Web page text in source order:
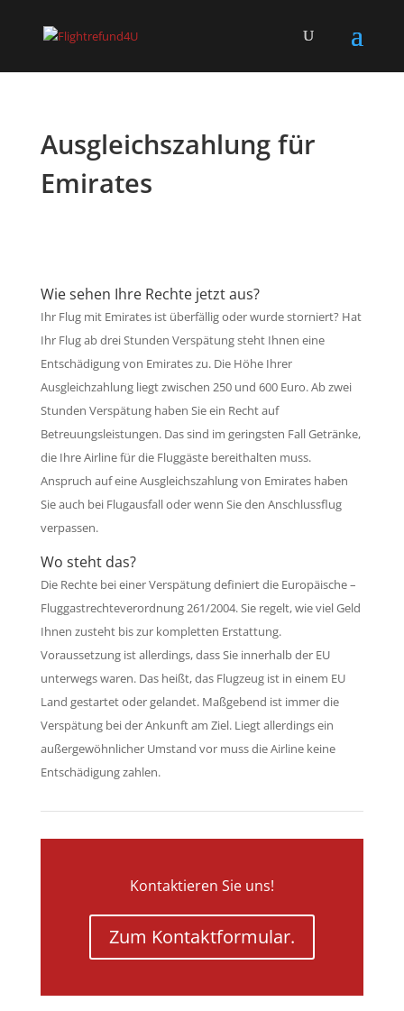
Ausgleichszahlung für
Emirates
Wie sehen Ihre Rechte jetzt aus?
Ihr Flug mit Emirates ist überfällig oder wurde storniert? Hat
Ihr Flug ab drei Stunden Verspätung steht Ihnen eine
Entschädigung von Emirates zu. Die Höhe Ihrer
Ausgleichzahlung liegt zwischen 250 und 600 Euro. Ab zwei
Stunden Verspätung haben Sie ein Recht auf
Betreuungsleistungen. Das sind im geringsten Fall Getränke,
die Ihre Airline für die Fluggäste bereithalten muss.
Anspruch auf eine Ausgleichszahlung von Emirates haben
Sie auch bei Flugausfall oder wenn Sie den Anschlussflug
verpassen.
Wo steht das?
Die Rechte bei einer Verspätung definiert die Europäische –
Fluggastrechteverordnung 261/2004. Sie regelt, wie viel Geld
Ihnen zusteht bis zur kompletten Erstattung.
Voraussetzung ist allerdings, dass Sie innerhalb der EU
unterwegs waren. Das heißt, das Flugzeug ist in einem EU
Land gestartet oder gelandet. Maßgebend ist immer die
Verspätung bei der Ankunft am Ziel. Liegt allerdings ein
außergewöhnlicher Umstand vor muss die Airline keine
Entschädigung zahlen.
Kontaktieren Sie uns!
Zum Kontaktformular.